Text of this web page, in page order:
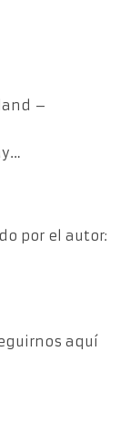
–
por el autor:
aquí